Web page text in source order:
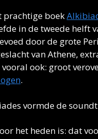
prachtige boek
in de tweede helft
door de grote
van Athene,
.
vormde de
het heden is: dat